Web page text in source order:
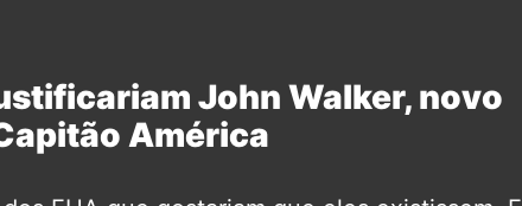
John Walker, novo
América